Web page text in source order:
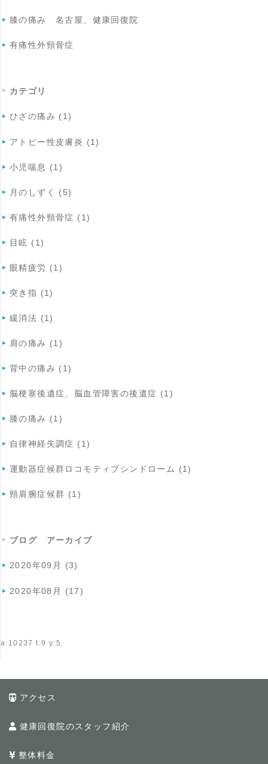
膝の痛み 名古屋、健康回復院
有痛性外頸骨症
カテゴリ
ひざの痛み (1)
アトピー性皮膚炎 (1)
小児喘息 (1)
月のしずく (5)
有痛性外頸骨症 (1)
目眩 (1)
眼精疲労 (1)
突き指 (1)
緩消法 (1)
肩の痛み (1)
背中の痛み (1)
脳梗塞後遺症、脳血管障害の後遺症 (1)
膝の痛み (1)
自律神経失調症 (1)
運動器症候群ロコモティブシンドローム (1)
頸肩腕症候群 (1)
ブログ アーカイブ
2020年09月 (3)
2020年08月 (17)
a:10237 t:9 y:5
アクセス
健康回復院のスタッフ紹介
整体料金